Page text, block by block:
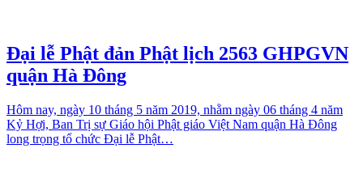
Đại lễ Phật đản Phật lịch 2563 GHPGVN
quận Hà Đông
Hôm nay, ngày 10 tháng 5 năm 2019, nhằm ngày 06 tháng 4 năm
Kỷ Hợi, Ban Trị sự Giáo hội Phật giáo Việt Nam quận Hà Đông
long trọng tổ chức Đại lễ Phật…